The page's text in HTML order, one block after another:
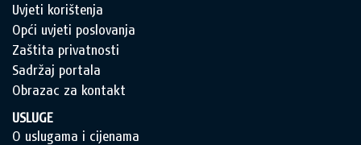
Uvjeti korištenja
Opći uvjeti poslovanja
Zaštita privatnosti
Sadržaj portala
Obrazac za kontakt
USLUGE
O uslugama i cijenama